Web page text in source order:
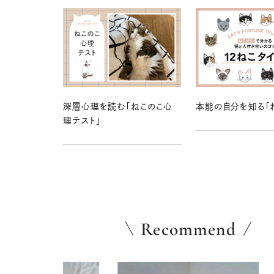
深層心理を読む「ねこのこ心
理テスト」
本能の自分を知る「
Recommend